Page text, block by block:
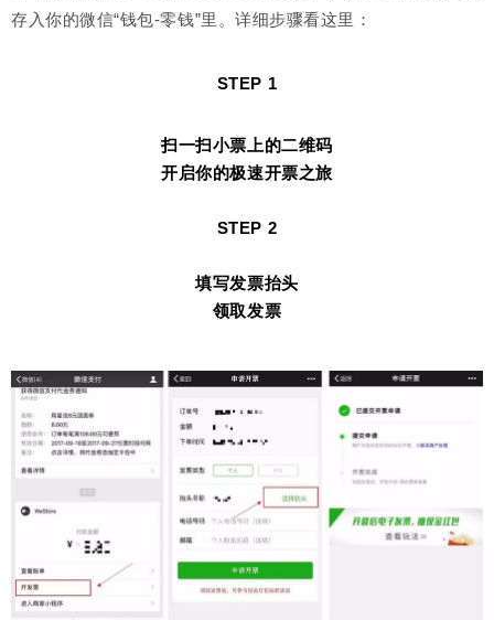
存入你的微信“钱包-零钱”里。详细步骤看这里：
STEP 1
扫一扫小票上的二维码
开启你的极速开票之旅
STEP 2
填写发票抬头
领取发票